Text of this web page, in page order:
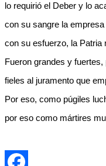
lo requirió el Deber
con su sangre la
con su esfuerzo, la Patria
Fueron grandes y
fieles al juramento
Por eso, como
por eso como mártires